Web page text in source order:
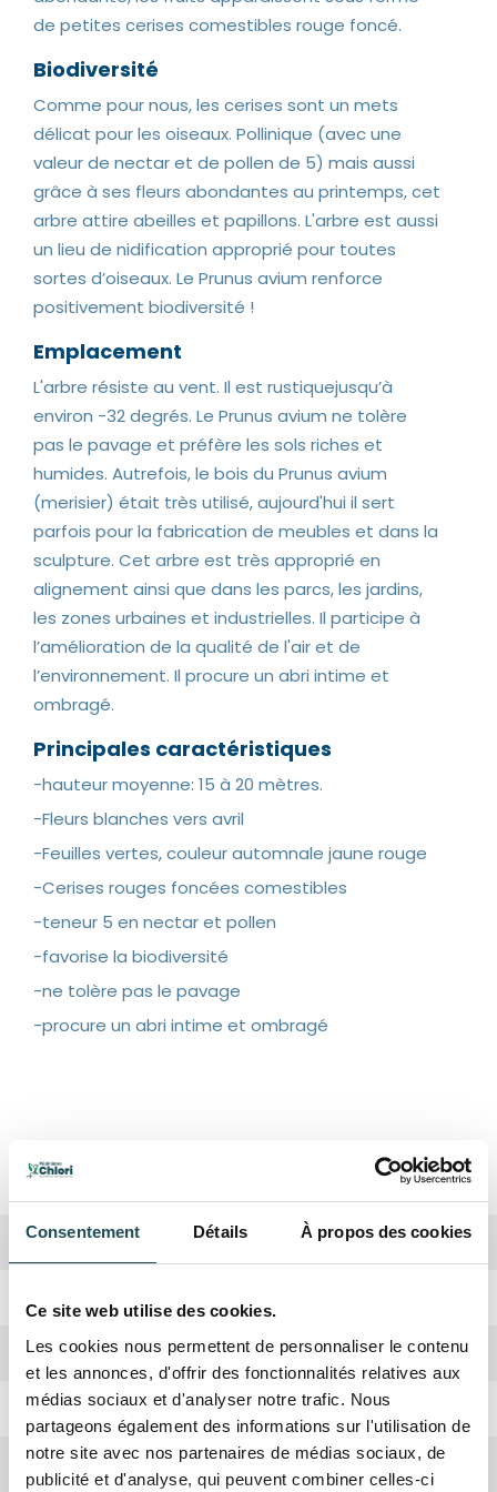
Consentement Détails À propos des cookies
Ce site web utilise des cookies.
Les cookies nous permettent de personnaliser le contenu
et les annonces, d'offrir des fonctionnalités relatives aux
médias sociaux et d'analyser notre trafic. Nous
partageons également des informations sur l'utilisation de
notre site avec nos partenaires de médias sociaux, de
publicité et d'analyse, qui peuvent combiner celles-ci
de petites cerises comestibles rouge foncé.
Biodiversité
Comme pour nous, les cerises sont un mets
délicat pour les oiseaux. Pollinique (avec une
valeur de nectar et de pollen de 5) mais aussi
grâce à ses fleurs abondantes au printemps, cet
arbre attire abeilles et papillons. L'arbre est aussi
un lieu de nidification approprié pour toutes
sortes d’oiseaux. Le Prunus avium renforce
positivement biodiversité !
Emplacement
L'arbre résiste au vent. Il est rustiquejusqu’à
environ -32 degrés. Le Prunus avium ne tolère
pas le pavage et préfère les sols riches et
humides. Autrefois, le bois du Prunus avium
(merisier) était très utilisé, aujourd'hui il sert
parfois pour la fabrication de meubles et dans la
sculpture. Cet arbre est très approprié en
alignement ainsi que dans les parcs, les jardins,
les zones urbaines et industrielles. Il participe à
l’amélioration de la qualité de l'air et de
l’environnement. Il procure un abri intime et
ombragé.
Principales caractéristiques
-hauteur moyenne: 15 à 20 mètres.
-Fleurs blanches vers avril
-Feuilles vertes, couleur automnale jaune rouge
-Cerises rouges foncées comestibles
-teneur 5 en nectar et pollen
-favorise la biodiversité
-ne tolère pas le pavage
-procure un abri intime et ombragé
Spécifications
Biodiversité Haute
Forme de la couronne Ovoïde à ronde
Rusticité
Croissance Rapide